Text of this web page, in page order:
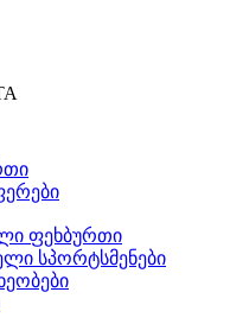
ფეხბურთი
სპორტსმენები